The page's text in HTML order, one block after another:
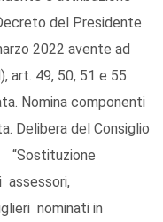
del Presidente
2022 avente ad
art. 49, 50, 51 e 55
Nomina componenti
Delibera del Consiglio
“Sostituzione
assessori,
nominati in